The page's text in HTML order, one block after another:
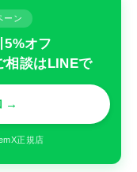
ーン
5%オフ
相談はLINEで
→
正規店